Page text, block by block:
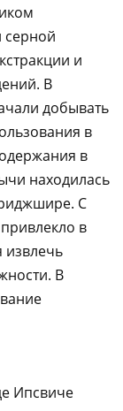
серной
и
В
добывать
в
в
находилась
С
в
извлечь
В
Ипсвиче